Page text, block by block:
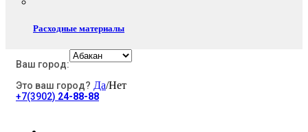
Расходные материалы
Электротовары
Ваш город:
Это ваш город? Да/Нет
+7(3902) 24-88-88